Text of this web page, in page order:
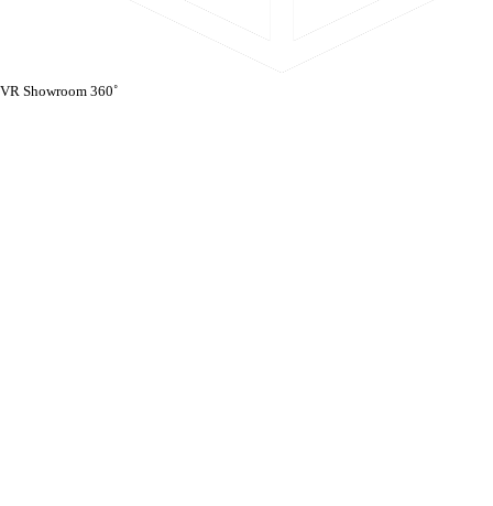
VR Showroom 360˚